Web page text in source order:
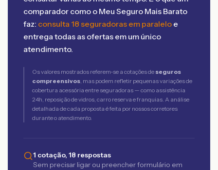
comparador como o Meu Seguro Mais Barato
faz: consulta 18 seguradoras em paralelo e
entrega todas as ofertas em um único
atendimento.
Os valores mostrados referem-se a cotações de seguros
compreensivos, mas podem refletir pequenas variações de
cobertura acessória entre seguradoras — como assistência
24h, reposição de vidros, carro reserva e franquias. A análise
detalhada de cada proposta é feita por nossos corretores
durante o atendimento.
1 cotação, 18 respostas
Sem precisar ligar ou preencher formulário em